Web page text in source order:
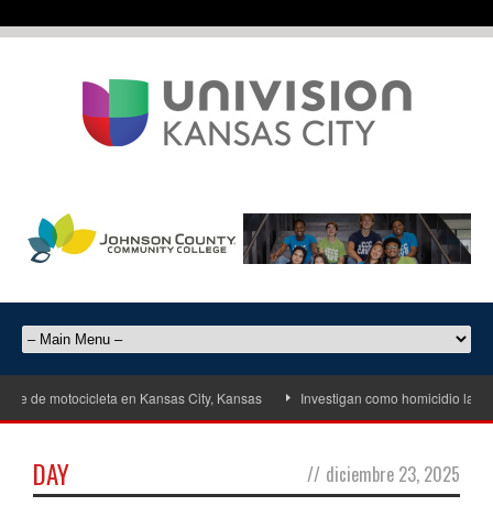
de motocicleta en Kansas City, Kansas Investigan como homicidio la
DAY // diciembre 23, 2025